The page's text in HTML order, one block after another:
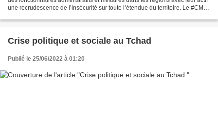
une recrudescence de l’insécurité sur toute l’étendue du territoire. Le #CMT
Crise politique et sociale au Tchad
Publié le 25/06/2022 à 01:20